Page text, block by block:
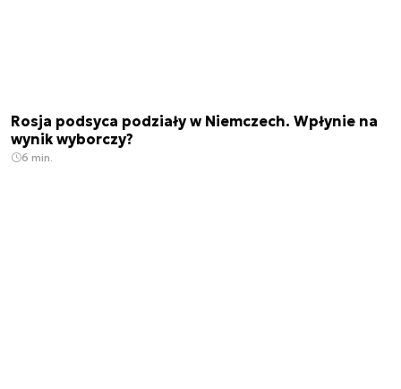
Rosja podsyca podziały w Niemczech. Wpłynie na
wynik wyborczy?
6 min.